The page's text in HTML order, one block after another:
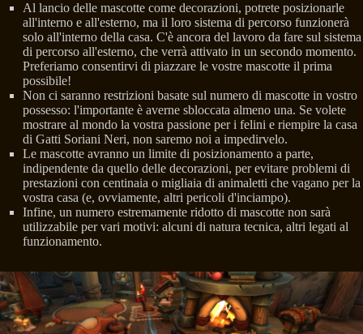
Al lancio delle mascotte come decorazioni, potrete posizionarle
all'interno e all'esterno, ma il loro sistema di percorso funzionerà
solo all'interno della casa. C'è ancora del lavoro da fare sul sistema
di percorso all'esterno, che verrà attivato in un secondo momento.
Preferiamo consentirvi di piazzare le vostre mascotte il prima
possibile!
Non ci saranno restrizioni basate sul numero di mascotte in vostro
possesso: l'importante è averne sbloccata almeno una. Se volete
mostrare al mondo la vostra passione per i felini e riempire la casa
di Gatti Soriani Neri, non saremo noi a impedirvelo.
Le mascotte avranno un limite di posizionamento a parte,
indipendente da quello delle decorazioni, per evitare problemi di
prestazioni con centinaia o migliaia di animaletti che vagano per la
vostra casa (e, ovviamente, altri pericoli d'inciampo).
Infine, un numero estremamente ridotto di mascotte non sarà
utilizzabile per vari motivi: alcuni di natura tecnica, altri legati al
funzionamento.